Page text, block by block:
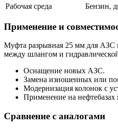
Рабочая среда
Бензин,
Применение и
Муфта разрывная 25 мм для АЗС
между шлангом и
Оснащение новых АЗС.
Замена изношенных или
Модернизация колонок с
Применение на нефтебазах
Сравнение с аналогами